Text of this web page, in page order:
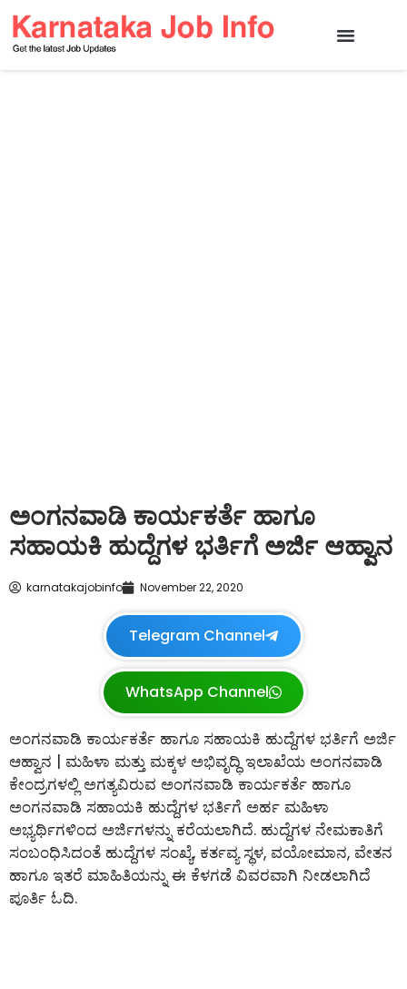
ಅಂಗನವಾಡಿ ಕಾರ್ಯಕರ್ತೆ ಹಾಗೂ
ಸಹಾಯಕಿ ಹುದ್ದೆಗಳ ಭರ್ತಿಗೆ ಅರ್ಜಿ ಆಹ್ವಾನ
karnatakajobinfo November 22, 2020
Telegram Channel
WhatsApp Channel
ಅಂಗನವಾಡಿ ಕಾರ್ಯಕರ್ತೆ ಹಾಗೂ ಸಹಾಯಕಿ ಹುದ್ದೆಗಳ ಭರ್ತಿಗೆ ಅರ್ಜಿ
ಆಹ್ವಾನ | ಮಹಿಳಾ ಮತ್ತು ಮಕ್ಕಳ ಅಭಿವೃದ್ಧಿ ಇಲಾಖೆಯ ಅಂಗನವಾಡಿ
ಕೇಂದ್ರಗಳಲ್ಲಿ ಅಗತ್ಯವಿರುವ ಅಂಗನವಾಡಿ ಕಾರ್ಯಕರ್ತೆ ಹಾಗೂ
ಅಂಗನವಾಡಿ ಸಹಾಯಕಿ ಹುದ್ದೆಗಳ ಭರ್ತಿಗೆ ಅರ್ಹ ಮಹಿಳಾ
ಅಭ್ಯರ್ಥಿಗಳಿಂದ ಅರ್ಜಿಗಳನ್ನು ಕರೆಯಲಾಗಿದೆ. ಹುದ್ದೆಗಳ ನೇಮಕಾತಿಗೆ
ಸಂಬಂಧಿಸಿದಂತೆ ಹುದ್ದೆಗಳ ಸಂಖ್ಯೆ, ಕರ್ತವ್ಯ ಸ್ಥಳ, ವಯೋಮಾನ, ವೇತನ
ಹಾಗೂ ಇತರೆ ಮಾಹಿತಿಯನ್ನು ಈ ಕೆಳಗಡೆ ವಿವರವಾಗಿ ನೀಡಲಾಗಿದೆ
ಪೂರ್ತಿ ಓದಿ.